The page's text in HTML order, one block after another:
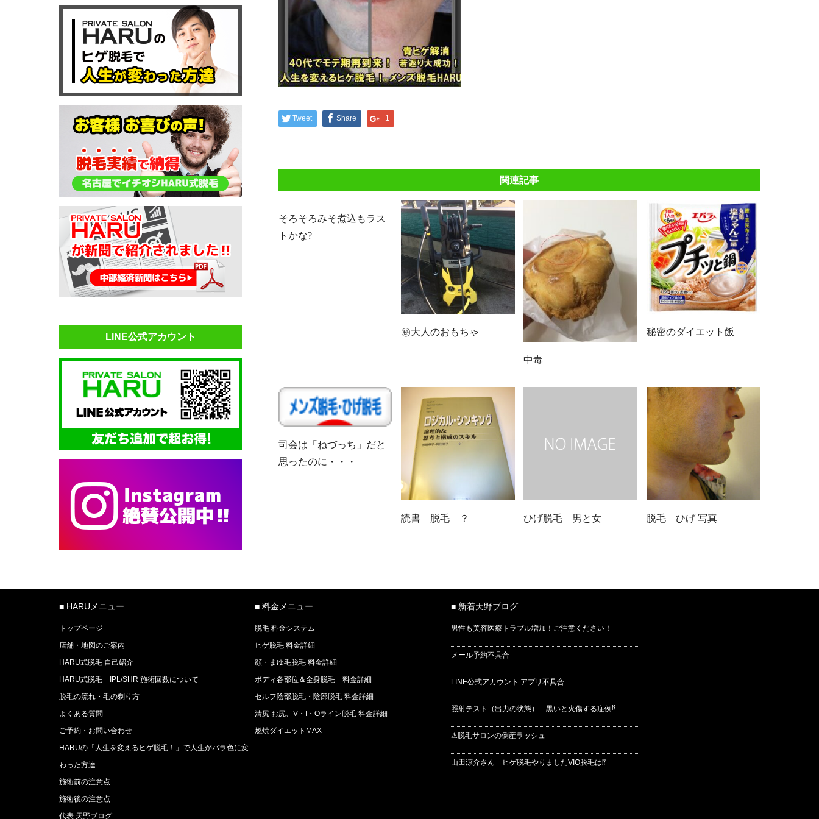
Tweet Share +1
関連記事
そろそろみそ煮込もラス
トかな?
㊙大人のおもちゃ
中毒
秘密のダイエット飯
司会は「ねづっち」だと
思ったのに・・・
読書 脱毛 ？ ひげ脱毛 男と女 脱毛 ひげ 写真
LINE公式アカウント
■ HARUメニュー
トップページ
店舗・地図のご案内
HARU式脱毛 自己紹介
HARU式脱毛 IPL/SHR 施術回数について
脱毛の流れ・毛の剃り方
よくある質問
ご予約・お問い合わせ
HARUの「人生を変えるヒゲ脱毛！」で人生がバラ色に変
わった方達
施術前の注意点
施術後の注意点
代表 天野ブログ
■ 料金メニュー
脱毛 料金システム
ヒゲ脱毛 料金詳細
顔・まゆ毛脱毛 料金詳細
ボディ各部位＆全身脱毛 料金詳細
セルフ陰部脱毛・陰部脱毛 料金詳細
清尻 お尻、V・I・Oライン脱毛 料金詳細
燃焼ダイエットMAX
■ 新着天野ブログ
男性も美容医療トラブル増加！ご注意ください！
メール予約不具合
LINE公式アカウント アプリ不具合
照射テスト（出力の状態） 黒いと火傷する症例⁉
⚠脱毛サロンの倒産ラッシュ
山田涼介さん ヒゲ脱毛やりましたVIO脱毛は⁉